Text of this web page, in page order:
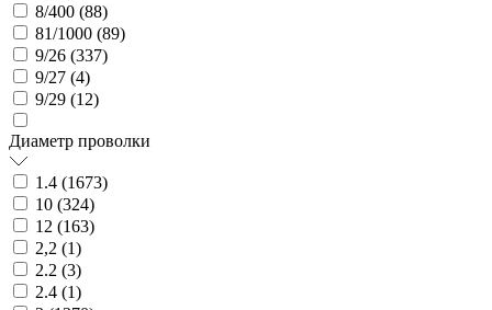
8/400 (88)
81/1000 (89)
9/26 (337)
9/27 (4)
9/29 (12)
Диаметр проволки
1.4 (1673)
10 (324)
12 (163)
2,2 (1)
2.2 (3)
2.4 (1)